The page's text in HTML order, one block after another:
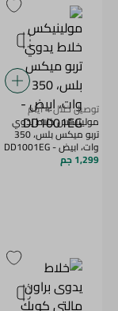
توصيل خلال 4 أيام
مولينيكس خلاط يدوي
تربو ميكس بلس، 350
وات، ابيض - DD1001EG
1,299 جم